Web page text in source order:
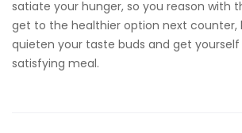
satiate your hunger, so you reason with
get to the healthier option next counter,
quieten your taste buds and get
satisfying meal.